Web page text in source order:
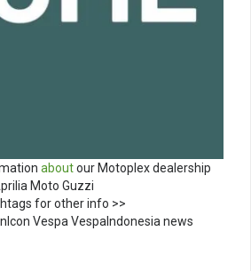
aboutour Motoplex dealership
Moto Guzzi
for other info >>
Vespa VespaIndonesia news